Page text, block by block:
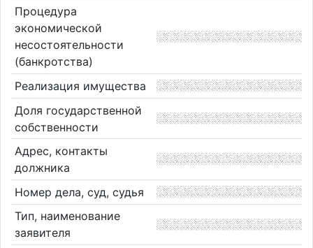
Процедура
экономической
несостоятельности
(банкротства)
Реализация имущества
Доля государственной
собственности
Адрес, контакты
должника
Номер дела, суд, судья
Тип, наименование
заявителя